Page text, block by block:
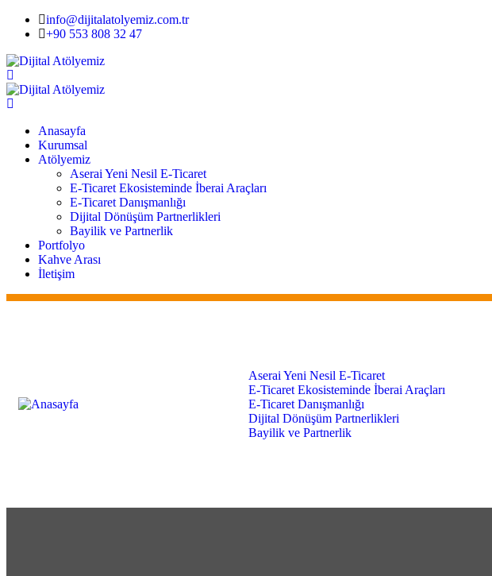
info@dijitalatolyemiz.com.tr
+90 553 808 32 47
Anasayfa
Kurumsal
Atölyemiz
Aserai Yeni Nesil E-Ticaret
E-Ticaret Ekosisteminde İberai Araçları
E-Ticaret Danışmanlığı
Dijital Dönüşüm Partnerlikleri
Bayilik ve Partnerlik
Portfolyo
Kahve Arası
İletişim
Aserai Yeni Nesil E-Ticaret
E-Ticaret Ekosisteminde İberai Araçları
E-Ticaret Danışmanlığı
Dijital Dönüşüm Partnerlikleri
Bayilik ve Partnerlik